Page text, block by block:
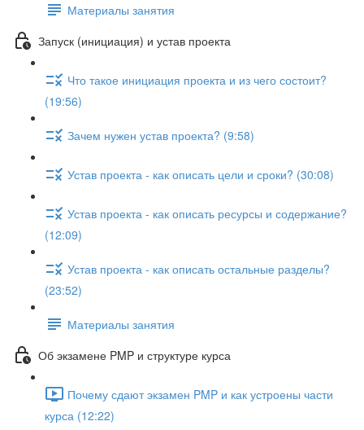
Материалы занятия
Запуск (инициация) и устав проекта
Что такое инициация проекта и из чего состоит?
(19:56)
Зачем нужен устав проекта? (9:58)
Устав проекта - как описать цели и сроки? (30:08)
Устав проекта - как описать ресурсы и содержание?
(12:09)
Устав проекта - как описать остальные разделы?
(23:52)
Материалы занятия
Об экзамене PMP и структуре курса
Почему сдают экзамен PMP и как устроены части
курса (12:22)